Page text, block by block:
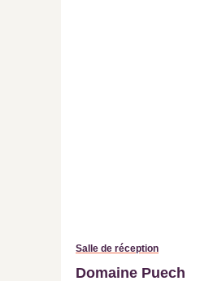
Salle de réception
Domaine Puech